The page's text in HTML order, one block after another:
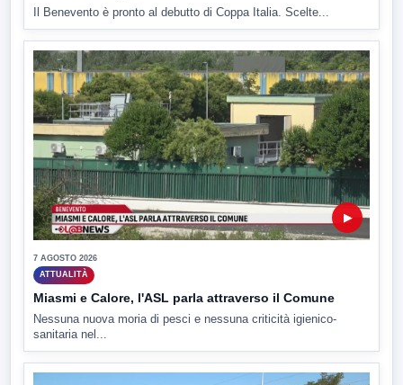
Il Benevento è pronto al debutto di Coppa Italia. Scelte...
▶
7 AGOSTO 2026
ATTUALITÀ
Miasmi e Calore, l'ASL parla attraverso il Comune
Nessuna nuova moria di pesci e nessuna criticità igienico-
sanitaria nel...